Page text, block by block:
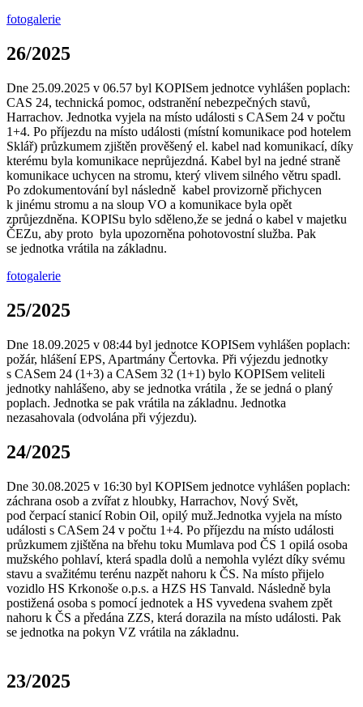
fotogalerie
26/2025
Dne 25.09.2025 v 06.57 byl KOPISem jednotce vyhlášen poplach:
CAS 24, technická pomoc, odstranění nebezpečných stavů,
Harrachov. Jednotka vyjela na místo události s CASem 24 v počtu
1+4. Po příjezdu na místo události (místní komunikace pod hotelem
Sklář) průzkumem zjištěn prověšený el. kabel nad komunikací, díky
kterému byla komunikace neprůjezdná. Kabel byl na jedné straně
komunikace uchycen na stromu, který vlivem silného větru spadl.
Po zdokumentování byl následně kabel provizorně přichycen
k jinému stromu a na sloup VO a komunikace byla opět
zprůjezdněna. KOPISu bylo sděleno,že se jedná o kabel v majetku
ČEZu, aby proto byla upozorněna pohotovostní služba. Pak
se jednotka vrátila na základnu.
fotogalerie
25/2025
Dne 18.09.2025 v 08:44 byl jednotce KOPISem vyhlášen poplach:
požár, hlášení EPS, Apartmány Čertovka. Při výjezdu jednotky
s CASem 24 (1+3) a CASem 32 (1+1) bylo KOPISem veliteli
jednotky nahlášeno, aby se jednotka vrátila , že se jedná o planý
poplach. Jednotka se pak vrátila na základnu. Jednotka
nezasahovala (odvolána při výjezdu).
24/2025
Dne 30.08.2025 v 16:30 byl KOPISem jednotce vyhlášen poplach:
záchrana osob a zvířat z hloubky, Harrachov, Nový Svět,
pod čerpací stanicí Robin Oil, opilý muž.Jednotka vyjela na místo
události s CASem 24 v počtu 1+4. Po příjezdu na místo události
průzkumem zjištěna na břehu toku Mumlava pod ČS 1 opilá osoba
mužského pohlaví, která spadla dolů a nemohla vylézt díky svému
stavu a svažitému terénu nazpět nahoru k ČS. Na místo přijelo
vozidlo HS Krkonoše o.p.s. a HZS HS Tanvald. Následně byla
postižená osoba s pomocí jednotek a HS vyvedena svahem zpět
nahoru k ČS a předána ZZS, která dorazila na místo události. Pak
se jednotka na pokyn VZ vrátila na základnu.
23/2025